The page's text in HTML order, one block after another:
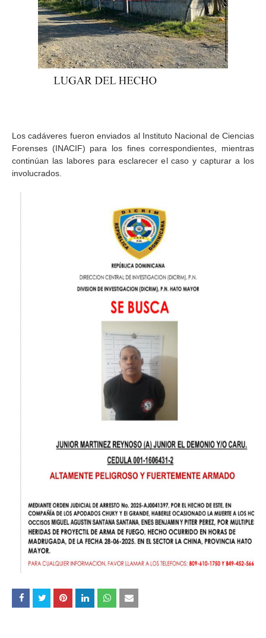
Los cadáveres fueron enviados al Instituto Nacional de Ciencias
Forenses (INACIF) para los fines correspondientes, mientras
continúan las labores para esclarecer el caso y capturar a los
involucrados.